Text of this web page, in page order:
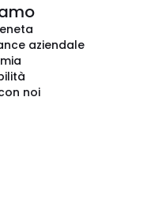
aziendale
noi